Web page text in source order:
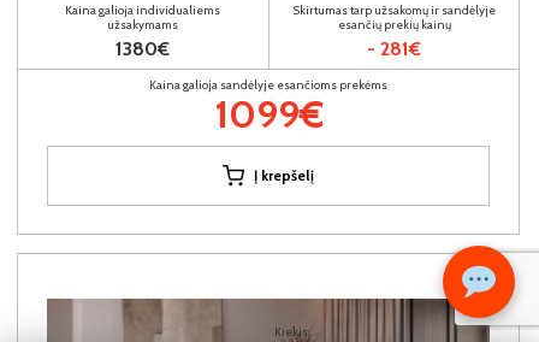
Kiekis:
Kaina galioja individualiems
užsakymams
1380€
Skirtumas tarp užsakomų ir sandėlyje
esančių prekių kainų
- 281€
Kaina galioja sandėlyje esančioms prekėms
1099€
Į krepšelį